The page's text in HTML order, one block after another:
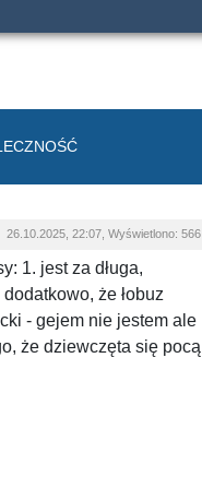
26.10.2025, 22:07, Wyświetlono: 566
1. jest za długa,
że łobuz
- gejem nie jestem ale
że dziewczęta się pocą